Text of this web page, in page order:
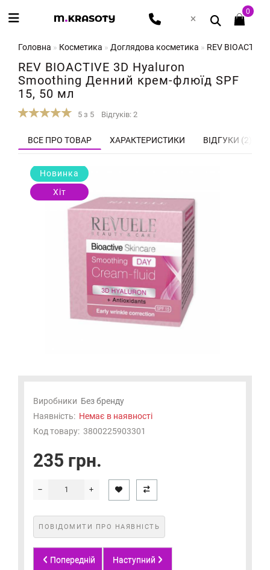
0
Головна Косметика Доглядова косметика REV
REV BIOACTIVE 3D Hyaluron
Smoothing Денний крем-флюїд SPF
15, 50 мл
5 з 5 Відгуків: 2
ВСЕ ПРО ТОВАР ХАРАКТЕРИСТИКИ ВІДГУКИ (2)
Новинка
Хіт
Виробники Без бренду
Наявність: Немає в наявності
Код товару: 3800225903301
235 грн.
ПОВІДОМИТИ ПРО НАЯВНІСТЬ
Попередній Наступний